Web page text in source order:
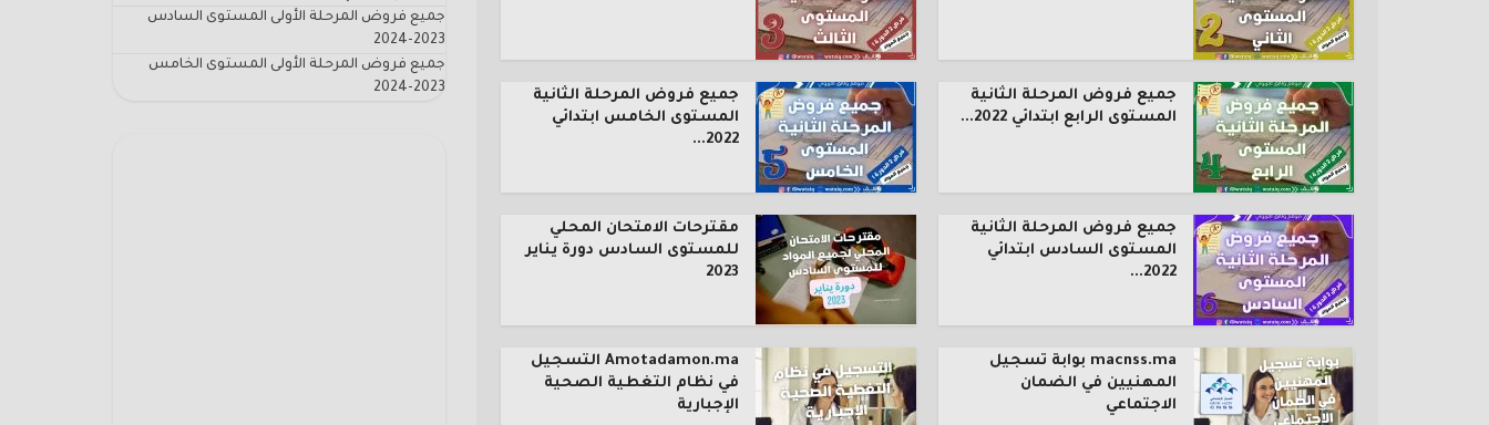
جميع فروض المرحلة الأولى المستوى السادس
2023-2024
جميع فروض المرحلة الأولى المستوى الخامس
2023-2024
جميع فروض المرحلة الثانية
المستوى الرابع ابتدائي 2022...
جميع فروض المرحلة الثانية
المستوى الخامس ابتدائي
2022...
جميع فروض المرحلة الثانية
المستوى السادس ابتدائي
2022...
مقترحات الامتحان المحلي
للمستوى السادس دورة يناير
2023
macnss.ma بوابة تسجيل
المهنيين في الضمان
الاجتماعي
Amotadamon.ma التسجيل
في نظام التغطية الصحية
الإجبارية